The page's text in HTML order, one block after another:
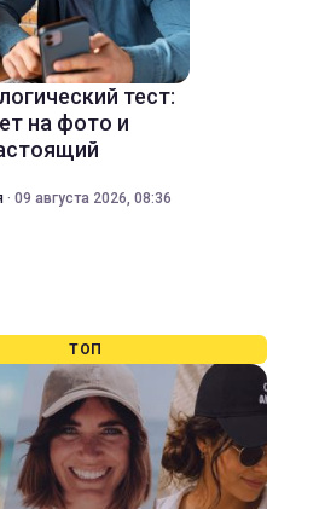
тест:
на фото и
· 09 августа 2026, 08:36
ТОП